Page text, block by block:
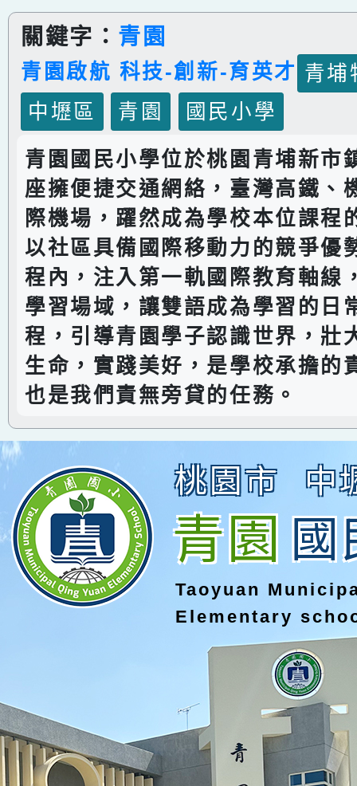
關鍵字： 青園
青園啟航 科技-創新-育英才 青埔
中壢區
青園 國民小學
青園國民小學位於桃園青埔新市
座擁便捷交通網絡，臺灣高鐵、
際機場，躍然成為學校本位課程
以社區具備國際移動力的競爭優
程內，注入第一軌國際教育軸線
學習場域，讓雙語成為學習的日
程，引導青園學子認識世界，壯
生命，實踐美好，是學校承擔的
也是我們責無旁貸的任務。
桃園市 中
青園國
Taoyuan
Elementary